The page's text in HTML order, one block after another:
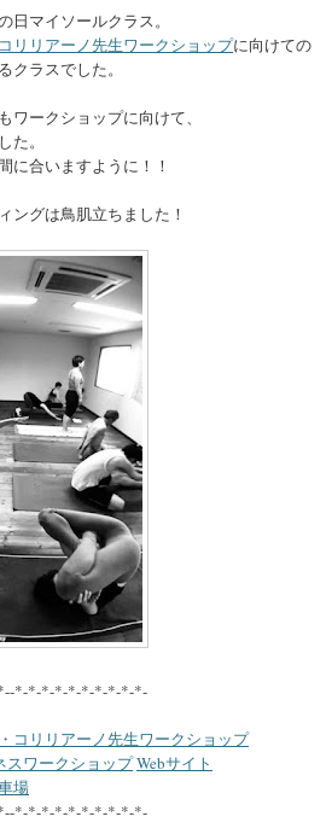
日マイソールクラス。
リリアーノ先生ワークショップに向けての
クラスでした。
ワークショップに向けて、
た。
に合いますように！！
ングは鳥肌立ちました！
*-*-*-*-*-*-*-*-*-*-
コリリアーノ先生ワークショップ
スワークショップWebサイト
場
*-*-*-*-*-*-*-*-*-*-